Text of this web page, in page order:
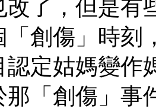
改了，但是有
「創傷」時刻
認定姑媽變作
那「創傷」事